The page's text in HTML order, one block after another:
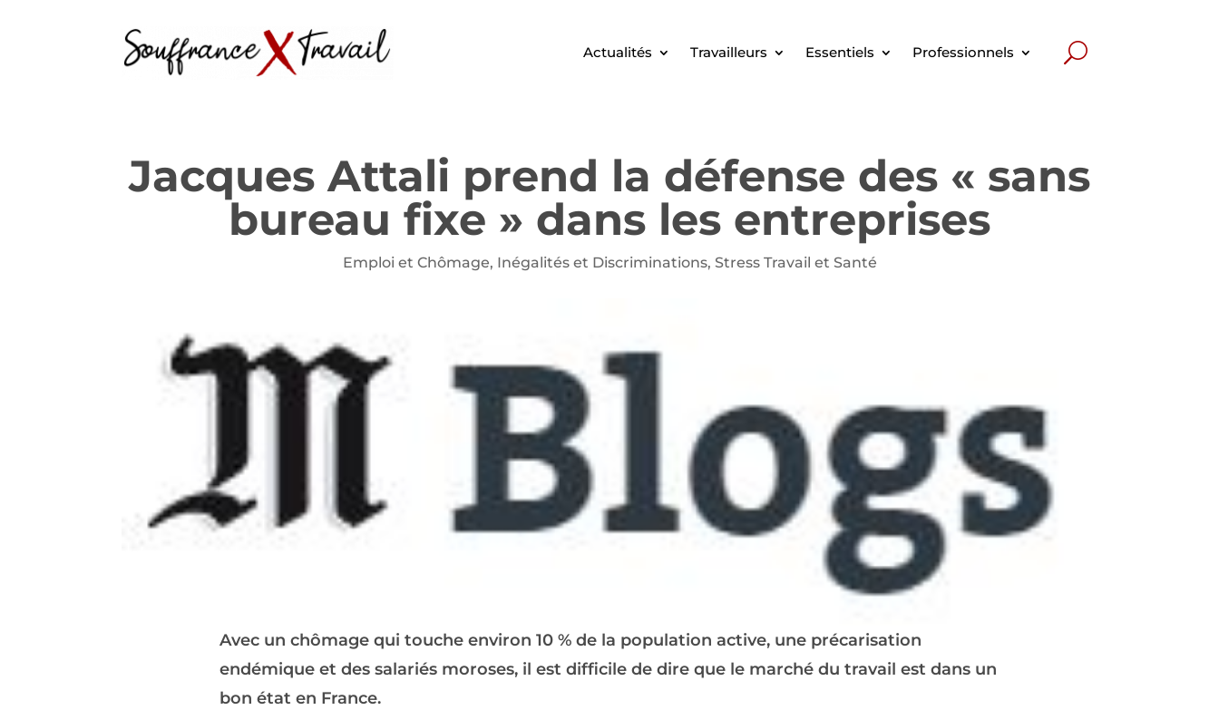
Actualités Travailleurs Essentiels Professionnels
Jacques Attali prend la défense des « sans
bureau fixe » dans les entreprises
Emploi et Chômage, Inégalités et Discriminations, Stress Travail et Santé
Avec un chômage qui touche environ 10 % de la population active, une précarisation
endémique et des salariés moroses, il est difficile de dire que le marché du travail est dans un
bon état en France.